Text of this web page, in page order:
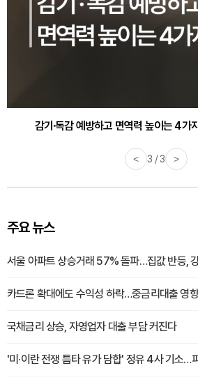
감기·독감 예방하고 면역력 높이는 4가
< 3 / 3 >
주요 뉴스
서울 아파트 상승거래 57% 돌파…집값 반등,
카드론 확대에도 수익성 하락…중금리대출 영향
국채금리 상승, 자영업자 대출 부담 커진다
'미·이란 전쟁 틈타 유가 담합' 정유 4사 기소…